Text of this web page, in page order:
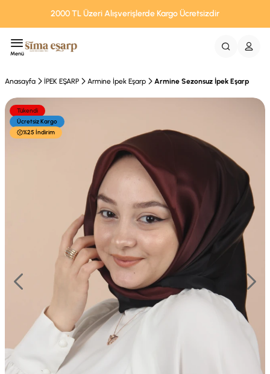
2000 TL Üzeri Alışverişlerde Kargo Ücretsizdir
Menü
Anasayfa İPEK EŞARP Armine İpek Eşarp Armine Sezonsuz İpek Eşarp
Tükendi
Ücretsiz Kargo
%25 İndirim